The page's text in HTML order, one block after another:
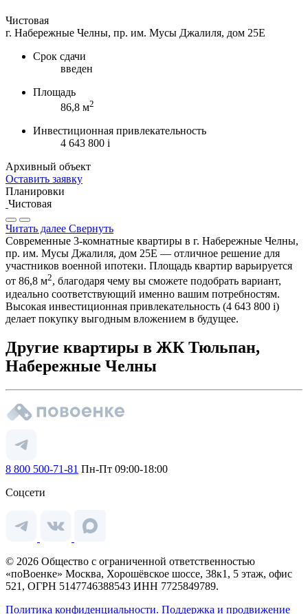
Чистовая
г. Набережные Челны, пр. им. Мусы Джалиля, дом 25Е
Срок сдачи
введен
Площадь
86,8 м2
Инвестиционная привлекательность
4 643 800 i
Архивный объект
Оставить заявку
Планировки
Чистовая
Читать далее Свернуть
Современные 3-комнатные квартиры в г. Набережные Челны,
пр. им. Мусы Джалиля, дом 25Е — отличное решение для
участников военной ипотеки. Площадь квартир варьируется
от 86,8 м2, благодаря чему вы сможете подобрать вариант,
идеально соответствующий именно вашим потребностям.
Высокая инвестиционная привлекательность (4 643 800 i)
делает покупку выгодным вложением в будущее.
Другие квартиры в ЖК Тюльпан,
Набережные Челны
8 800 500-71-81 Пн-Пт 09:00-18:00
Соцсети
© 2026 Общество с ограниченной ответственностью
«поВоенке» Москва, Хорошёвское шоссе, 38к1, 5 этаж, офис
521, ОГРН 5147746388543 ИНН 7725849789.
Политика конфиденциальности. Поддержка и продвижение